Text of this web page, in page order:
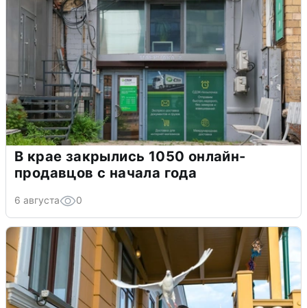
В крае закрылись 1050 онлайн-
продавцов с начала года
6 августа 0